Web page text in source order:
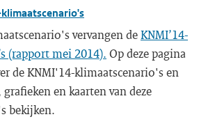
vervangen deKNMI’14-
(rapport mei 2014). Op deze pagina
de KNMI'14-klimaatscenario's en
en kaarten van deze
bekijken.